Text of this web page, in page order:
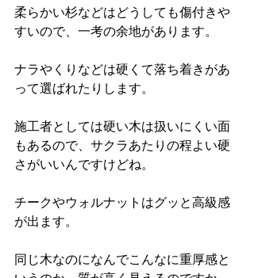
柔らかい杉などはどうしても傷付きや
すいので、一考の余地があります。
ナラやくりなどは硬くて落ち着きがあ
って選ばれたりします。
施工者としては硬い木は扱いにくい面
もあるので、サクラあたりの程よい硬
さがいいんですけどね。
チークやウォルナットはグッと高級感
が出ます。
同じ木なのになんでこんなに重厚感と